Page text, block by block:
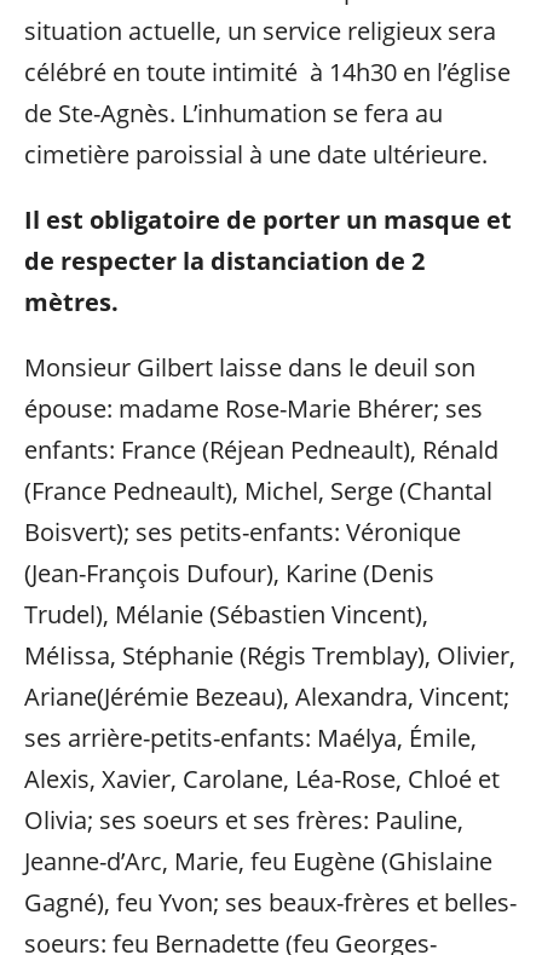
situation actuelle, un service religieux sera
célébré en toute intimité à 14h30 en l’église
de Ste-Agnès. L’inhumation se fera au
cimetière paroissial à une date ultérieure.
Il est obligatoire de porter un masque et
de respecter la distanciation de 2
mètres.
Monsieur Gilbert laisse dans le deuil son
épouse: madame Rose-Marie Bhérer; ses
enfants: France (Réjean Pedneault), Rénald
(France Pedneault), Michel, Serge (Chantal
Boisvert); ses petits-enfants: Véronique
(Jean-François Dufour), Karine (Denis
Trudel), Mélanie (Sébastien Vincent),
MéIissa, Stéphanie (Régis Tremblay), Olivier,
Ariane(Jérémie Bezeau), Alexandra, Vincent;
ses arrière-petits-enfants: Maélya, Émile,
Alexis, Xavier, Carolane, Léa-Rose, Chloé et
Olivia; ses soeurs et ses frères: Pauline,
Jeanne-d’Arc, Marie, feu Eugène (Ghislaine
Gagné), feu Yvon; ses beaux-frères et belles-
soeurs: feu Bernadette (feu Georges-